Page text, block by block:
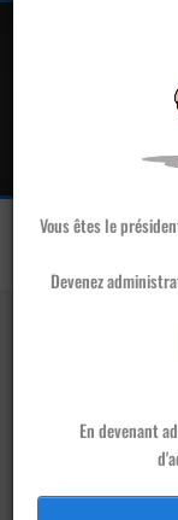
Bontrond pierre-
Vous êtes le
Devenez
En devenant